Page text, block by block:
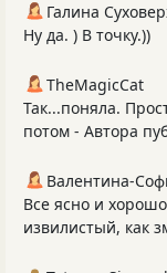
Галина
Ну да. ) В точку.))
TheMagicCat
Так...поняла.
потом - Автора
Валентина-
Все ясно и
извилистый, как